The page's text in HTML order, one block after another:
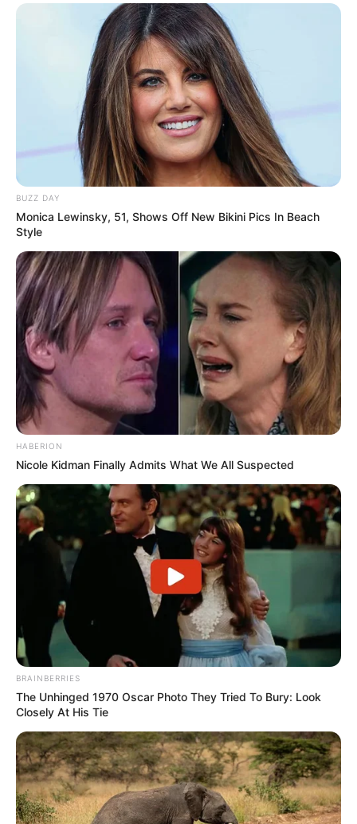
coloridas ou use impressões personalizadas
Pinterest
BUZZ DAY
Monica Lewinsky, 51, Shows Off New Bikini Pics In Beach
Style
HABERION
Nicole Kidman Finally Admits What We All Suspected
BRAINBERRIES
The Unhinged 1970 Oscar Photo They Tried To Bury: Look
Closely At His Tie